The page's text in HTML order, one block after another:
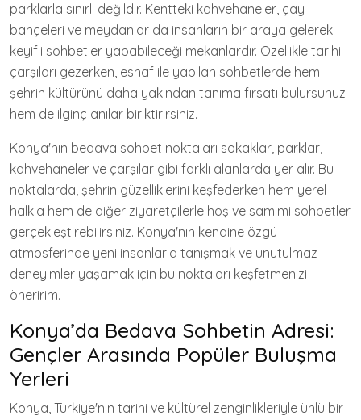
parklarla sınırlı değildir. Kentteki kahvehaneler, çay
bahçeleri ve meydanlar da insanların bir araya gelerek
keyifli sohbetler yapabileceği mekanlardır. Özellikle tarihi
çarşıları gezerken, esnaf ile yapılan sohbetlerde hem
şehrin kültürünü daha yakından tanıma fırsatı bulursunuz
hem de ilginç anılar biriktirirsiniz.
Konya'nın bedava sohbet noktaları sokaklar, parklar,
kahvehaneler ve çarşılar gibi farklı alanlarda yer alır. Bu
noktalarda, şehrin güzelliklerini keşfederken hem yerel
halkla hem de diğer ziyaretçilerle hoş ve samimi sohbetler
gerçekleştirebilirsiniz. Konya'nın kendine özgü
atmosferinde yeni insanlarla tanışmak ve unutulmaz
deneyimler yaşamak için bu noktaları keşfetmenizi
öneririm.
Konya’da Bedava Sohbetin Adresi:
Gençler Arasında Popüler Buluşma
Yerleri
Konya, Türkiye'nin tarihi ve kültürel zenginlikleriyle ünlü bir